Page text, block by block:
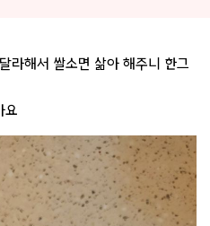
라해서 쌀소면 삶아 해주니 한그
요